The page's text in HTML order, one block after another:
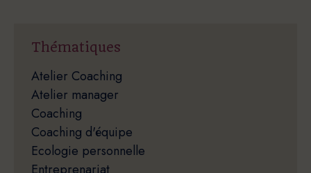
Thématiques
Atelier Coaching
Atelier manager
Coaching
Coaching d'équipe
Ecologie personnelle